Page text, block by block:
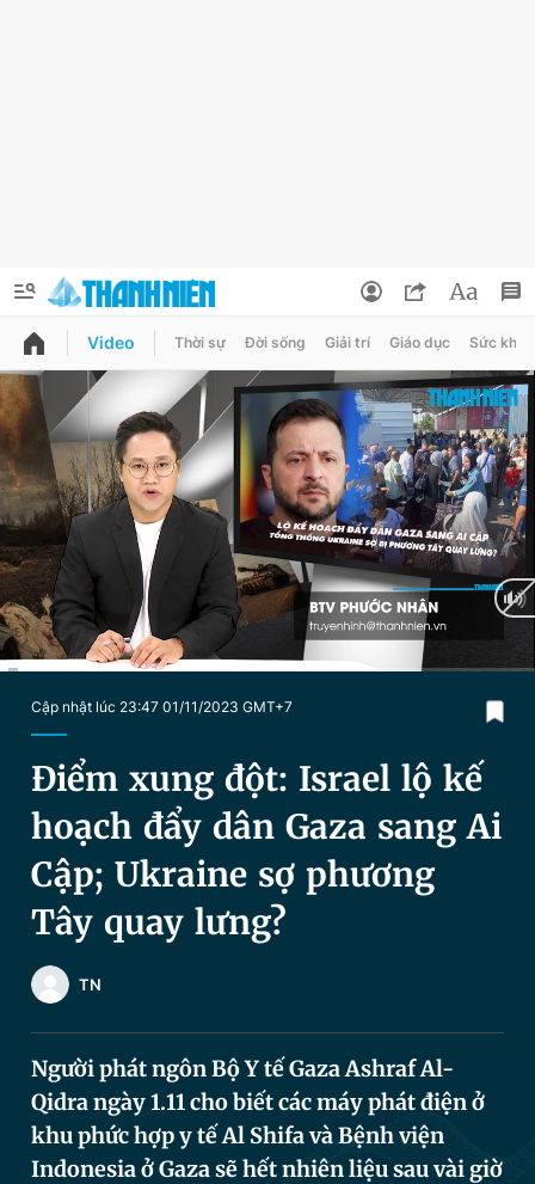
QUẢNG CÁO
Chuyên mục
Chuyên mục khác
Chào ngày mới Tin 24h
Video Magazine
Sản phẩm khác
Tiện ích Bạn cần biết
Thông tin tòa soạn
Đọc Thanh Niên trên điện thoại
Thông tin tài khoản
Đổi mật khẩu
Tin đã lưu
Tin đã xem
Đăng xuất
Video Thời sự Đời sống Giải trí Giáo dục Sức khỏe
Cập nhật lúc 23:47 01/11/2023 GMT+7
Điểm xung đột: Israel lộ kế
hoạch đẩy dân Gaza sang Ai
Cập; Ukraine sợ phương
Tây quay lưng?
TN
Người phát ngôn Bộ Y tế Gaza Ashraf Al-
Qidra ngày 1.11 cho biết các máy phát điện ở
khu phức hợp y tế Al Shifa và Bệnh viện
Indonesia ở Gaza sẽ hết nhiên liệu sau vài giờ